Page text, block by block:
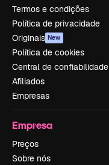
Termos e condições
Política de privacidade
Originais New
Política de cookies
Central de confiabilidade
Afiliados
Empresas
Empresa
Preços
Sobre nós